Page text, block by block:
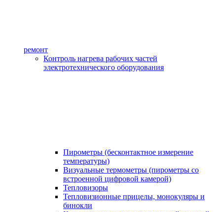
ремонт
Контроль нагрева рабочих частей
электротехнического оборудования
Пирометры (бесконтактное измерение
температуры)
Визуальные термометры (пирометры со
встроенной цифровой камерой)
Тепловизоры
Тепловизионные прицелы, монокуляры и
бинокли